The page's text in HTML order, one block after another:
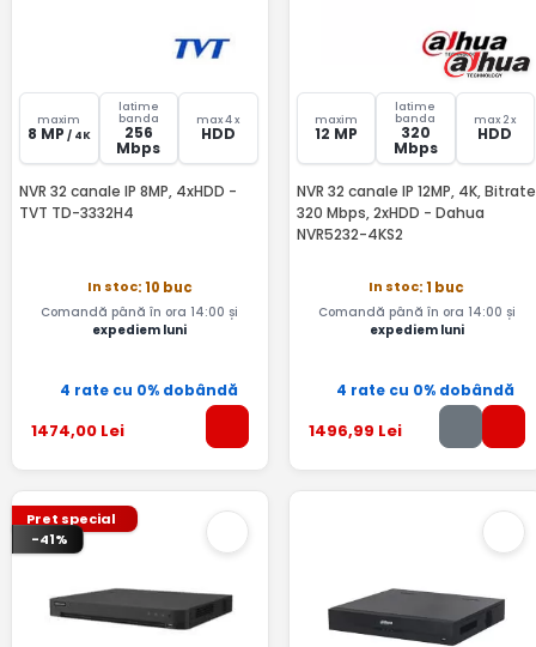
maxim
8 MP / 4K
latime
banda
256
Mbps
max 4 x
HDD
NVR 32 canale IP 8MP, 4xHDD -
TVT TD-3332H4
In stoc: 10 buc
Comandă până în ora 14:00 și
expediem luni
4 rate cu 0% dobândă
1474,00 Lei
maxim
12 MP
latime
banda
320
Mbps
max 2 x
HDD
NVR 32 canale IP 12MP, 4K, Bitrate
320 Mbps, 2xHDD - Dahua
NVR5232-4KS2
In stoc: 1 buc
Comandă până în ora 14:00 și
expediem luni
4 rate cu 0% dobândă
1496,99 Lei
Pret special
-41%